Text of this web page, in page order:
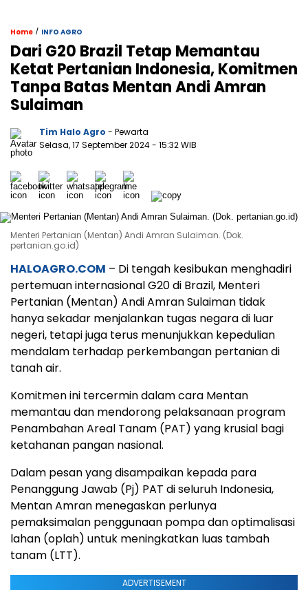
Home / INFO AGRO
Dari G20 Brazil Tetap Memantau
Ketat Pertanian Indonesia, Komitmen
Tanpa Batas Mentan Andi Amran
Sulaiman
Tim Halo Agro - Pewarta
Selasa, 17 September 2024- 15:32 WIB
Menteri Pertanian (Mentan) Andi Amran Sulaiman. (Dok.
pertanian.go.id)
HALOAGRO.COM – Di tengah kesibukan menghadiri
pertemuan internasional G20 di Brazil, Menteri
Pertanian (Mentan) Andi Amran Sulaiman tidak
hanya sekadar menjalankan tugas negara di luar
negeri, tetapi juga terus menunjukkan kepedulian
mendalam terhadap perkembangan pertanian di
tanah air.
Komitmen ini tercermin dalam cara Mentan
memantau dan mendorong pelaksanaan program
Penambahan Areal Tanam (PAT) yang krusial bagi
ketahanan pangan nasional.
Dalam pesan yang disampaikan kepada para
Penanggung Jawab (Pj) PAT di seluruh Indonesia,
Mentan Amran menegaskan perlunya
pemaksimalan penggunaan pompa dan optimalisasi
lahan (oplah) untuk meningkatkan luas tambah
tanam (LTT).
ADVERTISEMENT